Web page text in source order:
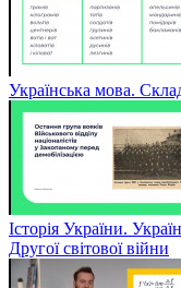
Українська мова.
Історія України.
Другої світової війни